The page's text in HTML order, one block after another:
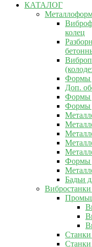
КАТАЛОГ
колец
Формы
Доп.
Формы
Формы
Формы
Бадьи
Вибростанки
Станки
Станки